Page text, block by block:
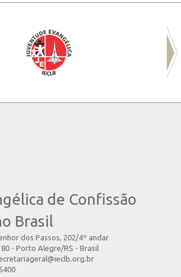
de Confissão
Brasil
dos Passos, 202/4º andar
- Porto Alegre/RS - Brasil